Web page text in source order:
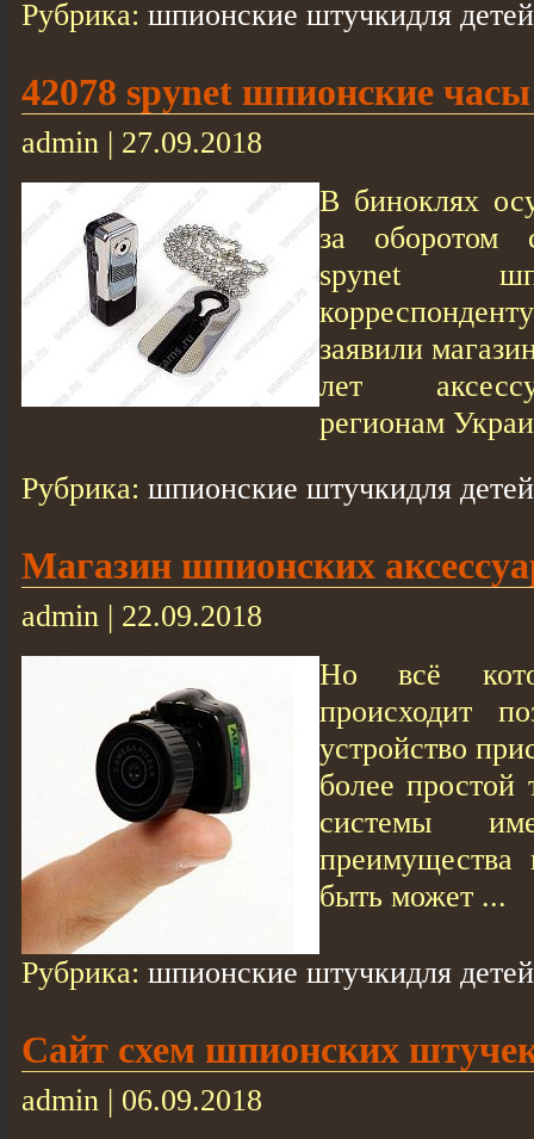
Рубрика: шпионские штучкидля детей
42078 spynet шпионские часы
admin | 27.09.2018
В биноклях
за оборотом
spynet
заявили
лет
регионам
Рубрика: шпионские штучкидля детей
Магазин шпионских
admin | 22.09.2018
Но всё
происходит
устройство
более простой
системы
быть может ...
Рубрика: шпионские штучкидля детей
Сайт схем шпионских
admin | 06.09.2018